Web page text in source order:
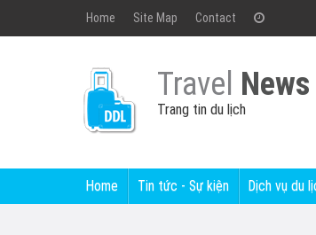
Home Site Map Contact
Travel News
Trang tin du lịch
Home Tin tức - Sự kiện Dịch vụ du